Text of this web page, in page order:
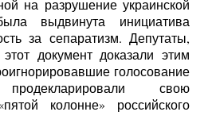
на разрушение украинской
выдвинута инициатива
за сепаратизм. Депутаты,
документ доказали этим
голосование
свою
колонне» российского